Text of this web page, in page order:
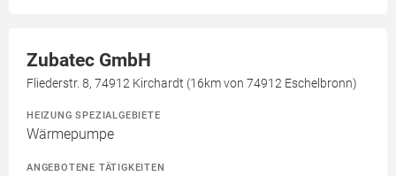
Zubatec GmbH
Fliederstr. 8, 74912 Kirchardt (16km von 74912 Eschelbronn)
HEIZUNG SPEZIALGEBIETE
Wärmepumpe
ANGEBOTENE TÄTIGKEITEN